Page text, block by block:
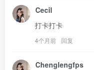
Cecil
打卡打卡
4个月前 回复
Chenglengfps